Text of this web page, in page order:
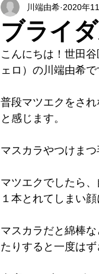
aceroアチェロにつ
ブライ
川端由希 2020年
こんにちは！世田
ェロ）の川端由希で
普段マツエクをさ
と感じます。
マスカラやつけま
マツエクでしたら
１本とれてしまい
マスカラだと綿棒
たりすると一度は